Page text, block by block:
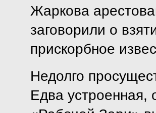
Жаркова
заговорили о
прискорбное
Недолго
Едва устроенная,